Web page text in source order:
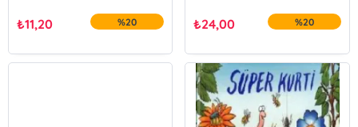
₺11,20 %20 ₺24,00 %20